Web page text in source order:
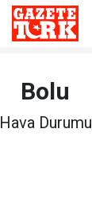
Bolu
Hava Durumu